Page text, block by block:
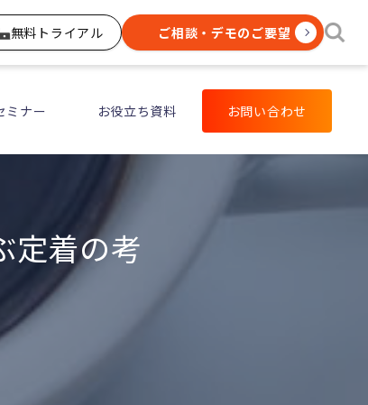
無料トライアル ご相談・デモのご要望
ミナー お役立ち資料 お問い合わせ
定着の考